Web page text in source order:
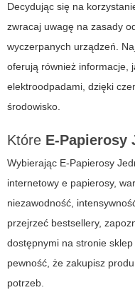
Decydując się na
zwracaj uwagę na zasady
wyczerpanych urządzeń.
oferują również informacje,
elektroodpadami, dzięki
środowisko.
Które E-Papierosy
Wybierając E-Papierosy
internetowy e papierosy,
niezawodność,
przejrzeć bestsellery,
dostępnymi na stronie
pewność, że zakupisz
potrzeb.